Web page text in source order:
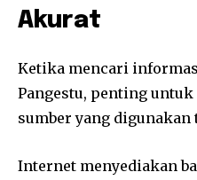
Akurat
Ketika mencari
Pangestu, penting
sumber yang digunakan
Internet menyediakan